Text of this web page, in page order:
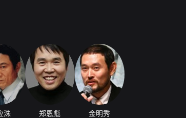
洙 郑恩彪 金明秀